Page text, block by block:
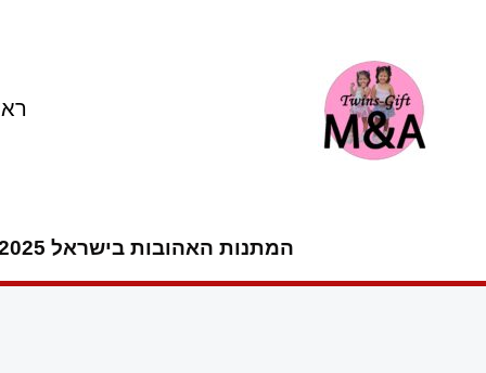
המתנות האהובות בישראל 2025 -2026